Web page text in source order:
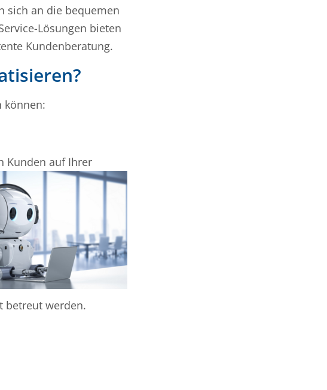
sich an die bequemen
Lösungen bieten
Kundenberatung.
können:
Kunden auf Ihrer
betreut werden.